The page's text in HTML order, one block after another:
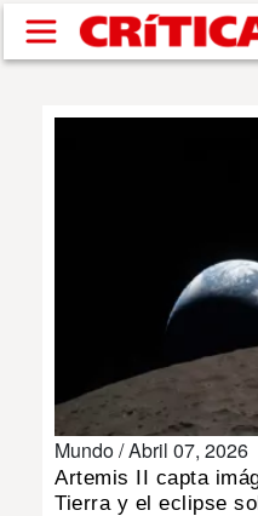
Pasar al contenido principal
DEPORTES
Mundo /Abril 07, 2026
Artemis II capta
Tierra y el eclipse